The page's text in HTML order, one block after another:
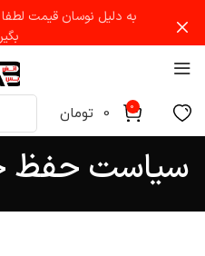
0
0 تومان
سیاست حفظ
به دلیل نوسان قیمت